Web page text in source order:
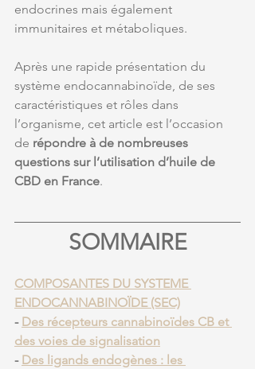
endocrines mais également
immunitaires et métaboliques.
Après une rapide présentation du
système endocannabinoïde, de ses
caractéristiques et rôles dans
l’organisme, cet article est l’occasion
de répondre à de nombreuses
questions sur l’utilisation d’huile de
CBD en France.
SOMMAIRE
COMPOSANTES DU SYSTEME
ENDOCANNABINOÏDE (SEC)
- Des récepteurs cannabinoïdes CB et
des voies de signalisation
- Des ligands endogènes : les